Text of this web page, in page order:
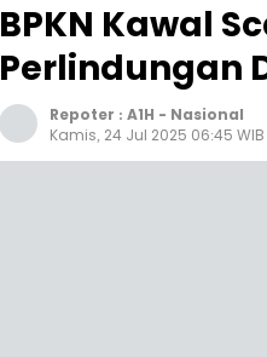
BPKN Kawal
Perlindungan
Repoter : A1H - Nasional
Kamis, 24 Jul 2025 06:45 WIB